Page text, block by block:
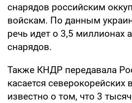
снарядов российским
войскам. По данным
речь идет о 3,5 миллионах
снарядов.
Также КНДР передавала
касается северокорейских
известно о том, что 3